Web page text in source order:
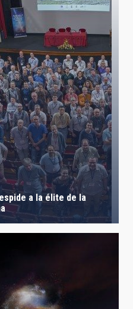
a la élite de la